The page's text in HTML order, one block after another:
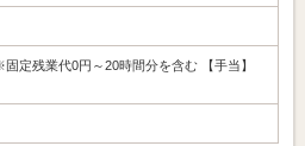
定残業代0円～20時間分を含む 【手当】